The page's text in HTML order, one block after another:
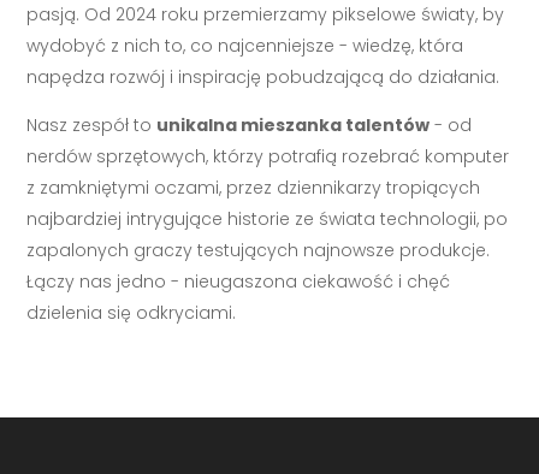
pasją. Od 2024 roku przemierzamy pikselowe światy, by
wydobyć z nich to, co najcenniejsze - wiedzę, która
napędza rozwój i inspirację pobudzającą do działania.
Nasz zespół to unikalna mieszanka talentów - od
nerdów sprzętowych, którzy potrafią rozebrać komputer
z zamkniętymi oczami, przez dziennikarzy tropiących
najbardziej intrygujące historie ze świata technologii, po
zapalonych graczy testujących najnowsze produkcje.
Łączy nas jedno - nieugaszona ciekawość i chęć
dzielenia się odkryciami.